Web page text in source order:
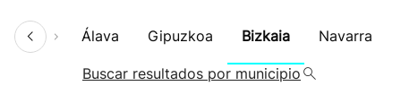
Álava Gipuzkoa Bizkaia Navarra
Buscar resultados por municipio